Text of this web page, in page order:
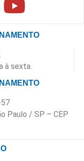
à sexta.
Paulo / SP – CEP